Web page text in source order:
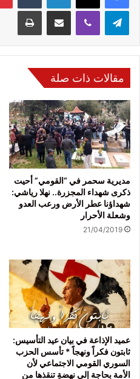
مقالات ذات صلة
مديرية سحمر في “القومي” أحيت
ذكرى شهداء المجزرة.. نهلا رياشي:
شهداؤنا عطر الأرض ورعب العدو
وشعلة الأحرار
21/04/2019
عميد الإذاعة في بيان عيد التأسيس:
ثابتون فكراً ونهجاً * تأسس الحزب
السوري القومي الاجتماعي لأن
الأمة بحاجة إلى نهضةٍ تنقذها من